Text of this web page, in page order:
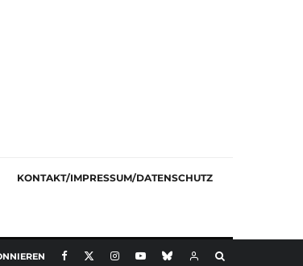
KONTAKT/IMPRESSUM/DATENSCHUTZ